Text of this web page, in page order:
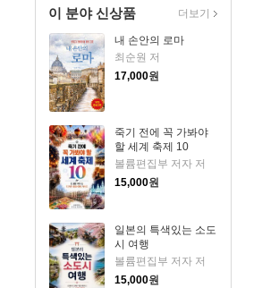
이 분야 신상품
내 손안의 로마
최순원 저
17,000원
죽기 전에 꼭 가봐야
할 세계 축제 10
볼륨편집부 저자 저
15,000원
일본의 특색있는 소도
시 여행
볼륨편집부 저자 저
15,000원
더보기